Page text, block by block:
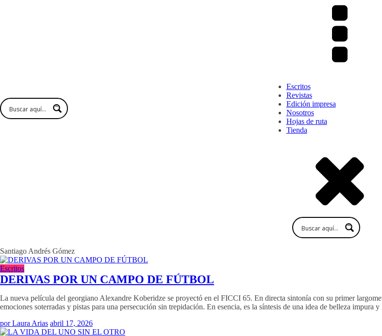
Escritos
Revistas
Edición impresa
Nosotros
Hojas de ruta
Tienda
Santiago Andrés Gómez
Escritos
DERIVAS POR UN CAMPO DE FÚTBOL
La nueva película del georgiano Alexandre Koberidze se proyectó en el FICCI 65. En directa sintonía con su primer
emociones soterradas y pistas para una persecución sin trepidación. En esencia, es la síntesis de una idea de belleza
por Laura Arias abril 17, 2026